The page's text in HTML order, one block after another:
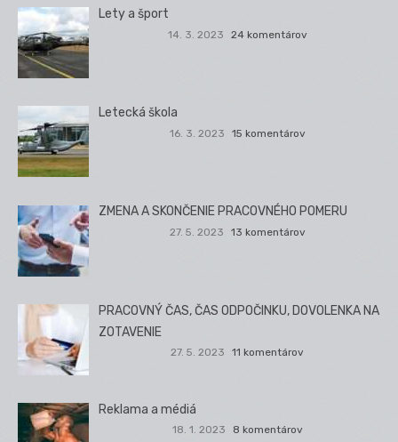
Lety a šport
14. 3. 2023 24 komentárov
Letecká škola
16. 3. 2023 15 komentárov
ZMENA A SKONČENIE PRACOVNÉHO POMERU
27. 5. 2023 13 komentárov
PRACOVNÝ ČAS, ČAS ODPOČINKU, DOVOLENKA NA
ZOTAVENIE
27. 5. 2023 11 komentárov
Reklama a médiá
18. 1. 2023 8 komentárov